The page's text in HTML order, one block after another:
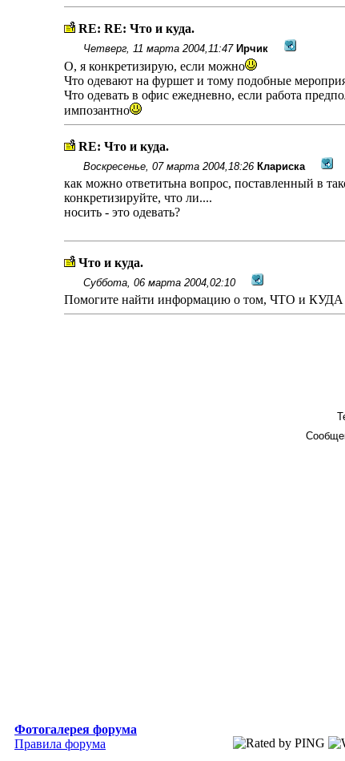
RE: RE: Что и куда.
Четверг, 11 марта 2004,11:47 Ирчик
О, я конкретизирую, если можно
Что одевают на фуршет и тому подобные
Что одевать в офис ежедневно, если работа
импозантно
RE: Что и куда.
Воскресенье, 07 марта 2004,18:26 Клариска
как можно ответитьна вопрос, поставленный в
конкретизируйте, что ли....
носить - это одевать?
Что и куда.
Суббота, 06 марта 2004,02:10
Помогите найти информацию о том, ЧТО и КУДА
Фотогалерея форума
Правила форума